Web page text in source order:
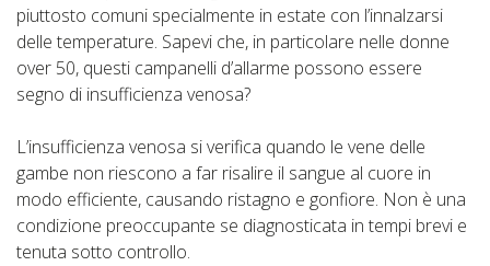
piuttosto comuni specialmente in estate con l’innalzarsi
delle temperature. Sapevi che, in particolare nelle donne
over 50, questi campanelli d’allarme possono essere
segno di insufficienza venosa?
L’insufficienza venosa si verifica quando le vene delle
gambe non riescono a far risalire il sangue al cuore in
modo efficiente, causando ristagno e gonfiore. Non è una
condizione preoccupante se diagnosticata in tempi brevi e
tenuta sotto controllo.